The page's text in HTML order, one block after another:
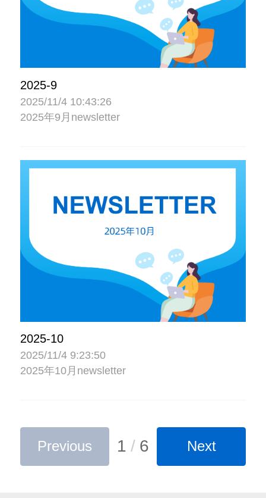
2025-9
2025/11/4 10:43:26
2025年9月newsletter
2025-10
2025/11/4 9:23:50
2025年10月newsletter
Previous 1 / 6 Next